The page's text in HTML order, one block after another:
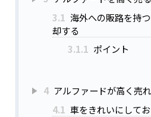
3.1 海外への販路を持
却する
3.1.1 ポイント
4 アルファードが高く売
4.1 車をきれいにしてお